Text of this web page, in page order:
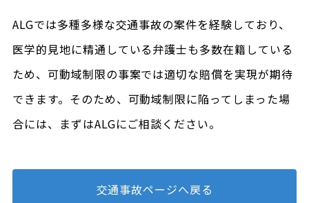
ALGでは多種多様な交通事故の案件を経験しており、
医学的見地に精通している弁護士も多数在籍している
ため、可動域制限の事案では適切な賠償を実現が期待
できます。そのため、可動域制限に陥ってしまった場
合には、まずはALGにご相談ください。
交通事故ページへ戻る